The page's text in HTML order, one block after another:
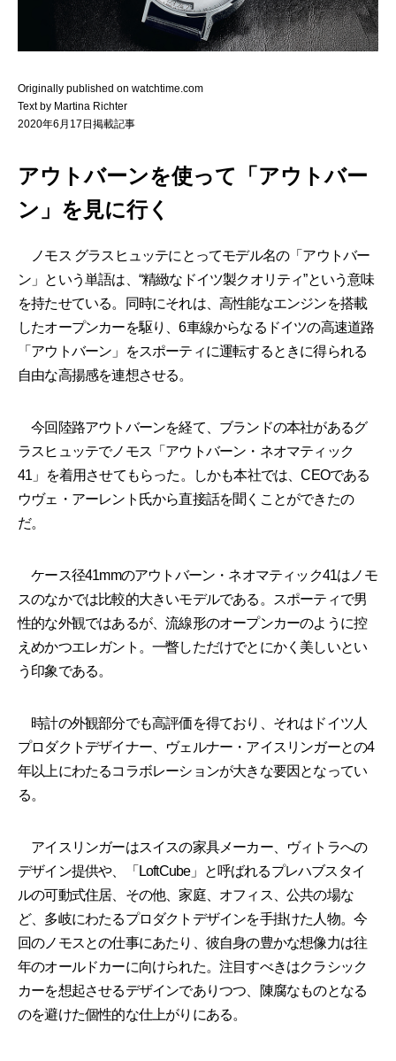
Originally published on watchtime.com
Text by Martina Richter
2020年6月17日掲載記事
アウトバーンを使って「アウトバー
ン」を見に行く
ノモス グラスヒュッテにとってモデル名の「アウトバー
ン」という単語は、“精緻なドイツ製クオリティ”という意味
を持たせている。同時にそれは、高性能なエンジンを搭載
したオープンカーを駆り、6車線からなるドイツの高速道路
「アウトバーン」をスポーティに運転するときに得られる
自由な高揚感を連想させる。
今回陸路アウトバーンを経て、ブランドの本社があるグ
ラスヒュッテでノモス「アウトバーン・ネオマティック
41」を着用させてもらった。しかも本社では、CEOである
ウヴェ・アーレント氏から直接話を聞くことができたの
だ。
ケース径41mmのアウトバーン・ネオマティック41はノモ
スのなかでは比較的大きいモデルである。スポーティで男
性的な外観ではあるが、流線形のオープンカーのように控
えめかつエレガント。一瞥しただけでとにかく美しいとい
う印象である。
時計の外観部分でも高評価を得ており、それはドイツ人
プロダクトデザイナー、ヴェルナー・アイスリンガーとの4
年以上にわたるコラボレーションが大きな要因となってい
る。
アイスリンガーはスイスの家具メーカー、ヴィトラへの
デザイン提供や、「LoftCube」と呼ばれるプレハブスタイ
ルの可動式住居、その他、家庭、オフィス、公共の場な
ど、多岐にわたるプロダクトデザインを手掛けた人物。今
回のノモスとの仕事にあたり、彼自身の豊かな想像力は往
年のオールドカーに向けられた。注目すべきはクラシック
カーを想起させるデザインでありつつ、陳腐なものとなる
のを避けた個性的な仕上がりにある。